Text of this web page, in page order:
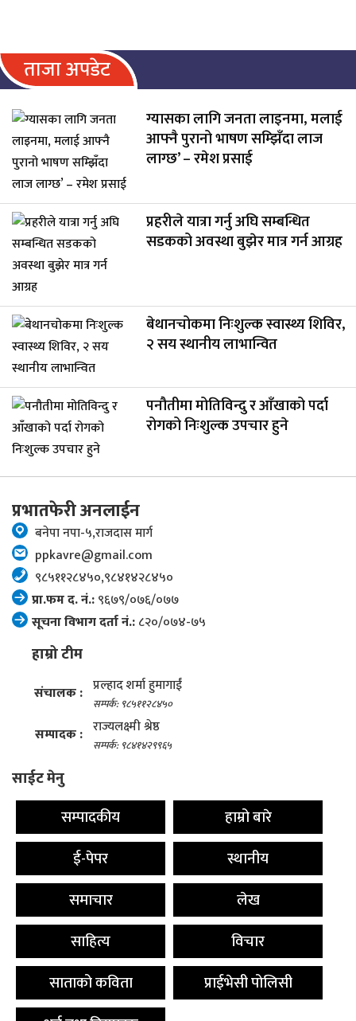
ताजा अपडेट
ग्यासका लागि जनता लाइनमा, मलाई
आफ्नै पुरानो भाषण सम्झिँदा लाज
लाग्छ’ – रमेश प्रसाई
प्रहरीले यात्रा गर्नु अघि सम्बन्धित
सडकको अवस्था बुझेर मात्र गर्न आग्रह
बेथानचोकमा निःशुल्क स्वास्थ्य शिविर,
२ सय स्थानीय लाभान्वित
पनौतीमा मोतिविन्दु र आँखाको पर्दा
रोगको निःशुल्क उपचार हुने
प्रभातफेरी अनलाईन
बनेपा नपा-५,राजदास मार्ग
ppkavre@gmail.com
९८५११२८४५०,९८४१४२८४५०
प्रा.फम द. नं.:९६७९/०७६/०७७
सूचना विभाग दर्ता नं.:८२०/०७४-७५
हाम्रो टीम
संचालक : प्रल्हाद शर्मा हुमागाईं
सम्पर्क: ९८५११२८४५०
सम्पादक : राज्यलक्ष्मी श्रेष्ठ
सम्पर्क: ९८४१४२९९६५
साईट मेनु
सम्पादकीय
हाम्रो बारे
ई-पेपर
स्थानीय
समाचार
लेख
साहित्य
विचार
साताको कविता
प्राईभेसी पोलिसी